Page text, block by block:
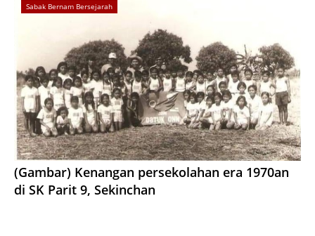
Sabak Bernam Bersejarah
(Gambar) Kenangan persekolahan era 1970an
di SK Parit 9, Sekinchan